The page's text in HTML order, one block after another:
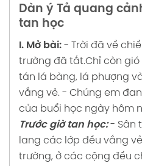
Dàn ý Tả quang
tan học
I. Mở bài: - Trời đã về
trường đã tắt.Chỉ còn
tán lá bàng, lá phượng
vắng vẻ. - Chúng em
của buổi học ngày hôm
Trước giờ tan học: - Sân
lang các lớp đều vắng
trường, ở các cộng đều